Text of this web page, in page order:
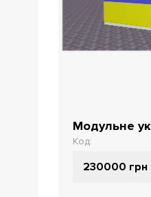
Модульне
Код:
230000 грн